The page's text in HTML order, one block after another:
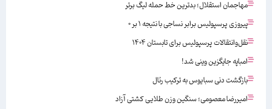
مهاجمان استقلال؛ بدترین خط حمله لیگ برتر
پیروزی پرسپولیس برابر نساجی با نتیجه ۱ بر ۰
نقل‌وانتقالات پرسپولیس برای تابستان ۱۴۰۴
امباپه جایگزین وینی شد!
بازگشت دنی سبایوس به ترکیب رئال
امیررضا معصومی؛ سنگین وزن طلایی کشتی آزاد